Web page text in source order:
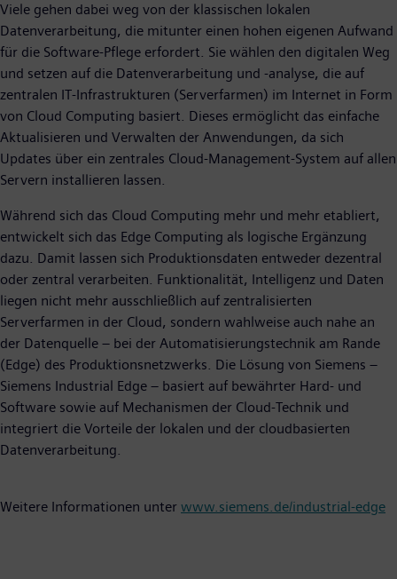
Viele gehen dabei weg von der klassischen lokalen
Datenverarbeitung, die mitunter einen hohen eigenen Aufwand
für die Software-Pflege erfordert. Sie wählen den digitalen Weg
und setzen auf die Datenverarbeitung und -analyse, die auf
zentralen IT-Infrastrukturen (Serverfarmen) im Internet in Form
von Cloud Computing basiert. Dieses ermöglicht das einfache
Aktualisieren und Verwalten der Anwendungen, da sich
Updates über ein zentrales Cloud-Management-System auf allen
Servern installieren lassen.
Während sich das Cloud Computing mehr und mehr etabliert,
entwickelt sich das Edge Computing als logische Ergänzung
dazu. Damit lassen sich Produktionsdaten entweder dezentral
oder zentral verarbeiten. Funktionalität, Intelligenz und Daten
liegen nicht mehr ausschließlich auf zentralisierten
Serverfarmen in der Cloud, sondern wahlweise auch nahe an
der Datenquelle – bei der Automatisierungstechnik am Rande
(Edge) des Produktionsnetzwerks. Die Lösung von Siemens –
Siemens Industrial Edge – basiert auf bewährter Hard- und
Software sowie auf Mechanismen der Cloud-Technik und
integriert die Vorteile der lokalen und der cloudbasierten
Datenverarbeitung.
Weitere Informationen unter www.siemens.de/industrial-edge